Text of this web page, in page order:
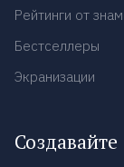
Рейтинги от
Бестселлеры
Экранизации
Создавайте